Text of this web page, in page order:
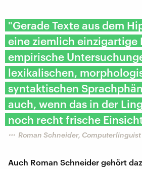
"Gerade Texte aus dem
eine ziemlich einzigartige
empirische
lexikalischen,
syntaktischen
auch, wenn das in der
noch recht frische
Roman Schneider, Computerlinguist
Auch Roman Schneider gehört